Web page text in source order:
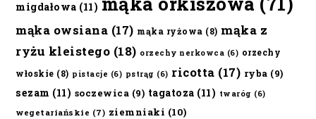
migdałowa (11)
mąka owsiana (17) mąka ryżowa (8) mąka z
ryżu kleistego (18) orzechy nerkowca (6) orzechy
włoskie (8) pistacje (6) pstrąg (6) ricotta (17) ryba (9)
sezam (11) soczewica (9) tagatoza (11) twaróg (6)
wegetariańskie (7) ziemniaki (10)